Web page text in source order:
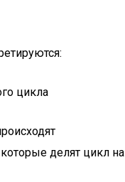
делят цикл на